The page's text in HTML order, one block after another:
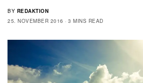
BY REDAKTION
25. NOVEMBER 2016
3 MINS READ